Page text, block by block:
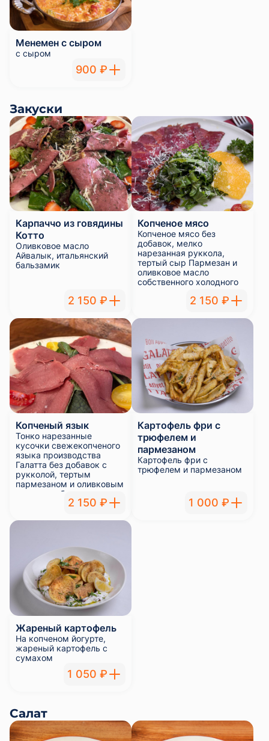
Менемен с сыром
с сыром
900 ₽
Закуски
Карпаччо из говядины
Котто
Оливковое масло
Айвалык, итальянский
бальзамик
2 150 ₽
Копченое мясо
Копченое мясо без
добавок, мелко
нарезанная руккола,
тертый сыр Пармезан и
оливковое масло
собственного холодного
2 150 ₽
Копченый язык
Тонко нарезанные
кусочки свежекопченого
языка производства
Галатта без добавок с
рукколой, тертым
пармезаном и оливковым
маслом собственного
холодного отжима
2 150 ₽
Картофель фри с
трюфелем и
пармезаном
Картофель фри с
трюфелем и пармезаном
1 000 ₽
Жареный картофель
На копченом йогурте,
жареный картофель с
сумахом
1 050 ₽
Салат